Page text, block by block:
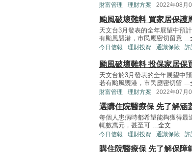
財富管理 理財方案 2022年08月
颱風破壞難料 買家居保護
天文台3月發表的全年展望中預
有颱風襲港，市民應密切留意 ...
今日信報 理財投資 通識保險 許
颱風破壞難料 投保家居保
天文台於3月發表的全年展望中
若有颱風襲港，市民應密切留 ...
財富管理 理財方案 2022年07月
選購住院醫療保 先了解涵
每個人患病時都希望能夠獲得最
輒數萬元，甚至可 ...全文
今日信報 理財投資 通識保險 許
購住院醫療保 先了解保障